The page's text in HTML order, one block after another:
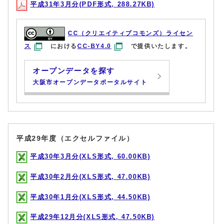
平成31年3月分(PDF形式, 288.27KB)
CC（クリエイティブコモンズ）ライセン
ス
におけるCC-BY4.0 で提供いたします。
オープンデータを探す
大阪市オープンデータポータルサイト
平成29年度（エクセルファイル）
平成30年3月分(XLS形式, 60.00KB)
平成30年2月分(XLS形式, 47.00KB)
平成30年1月分(XLS形式, 44.50KB)
平成29年12月分(XLS形式, 47.50KB)